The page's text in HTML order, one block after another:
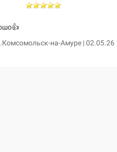
на-Амуре | 02.05.26